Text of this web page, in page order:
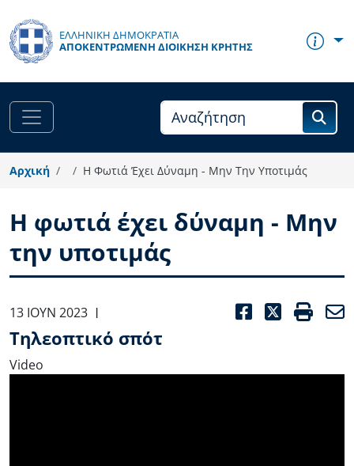
ΕΛΛΗΝΙΚΗ ΔΗΜΟΚΡΑΤΙΑ
ΑΠΟΚΕΝΤΡΩΜΈΝΗ ΔΙΟΊΚΗΣΗ ΚΡΉΤΗΣ
Αρχική Η Φωτιά Έχει Δύναμη - Μην Την Υποτιμάς
Η φωτιά έχει δύναμη - Μην
την υποτιμάς
13 ΙΟΥΝ 2023 |
Τηλεοπτικό σπότ
Video